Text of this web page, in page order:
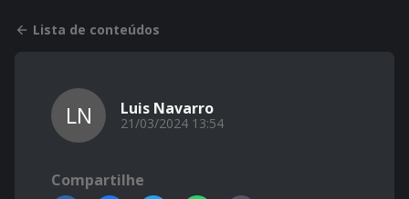
Lista de conteúdos
LN Luis Navarro
21/03/2024 13:54
Compartilhe